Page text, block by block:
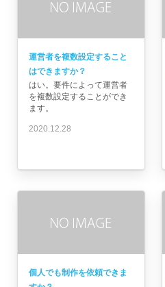
運営者を複数設定すること
はできますか？
はい。要件によって運営者
を複数設定することができ
ます。
2020.12.28
個人でも制作を依頼できま